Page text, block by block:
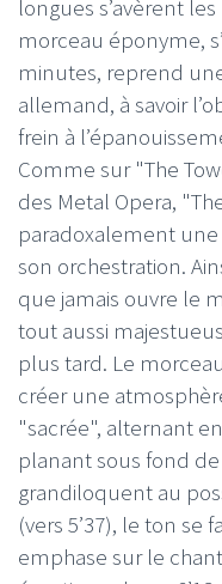
longues s’avèrent
morceau éponyme,
minutes, reprend
allemand, à savoir
frein à
Comme sur "The
des Metal Opera,
paradoxalement
son orchestration.
que jamais ouvre le
tout aussi
plus tard. Le
créer une
"sacrée", alternant
planant sous fond
grandiloquent au
(vers 5’37), le ton
emphase sur le